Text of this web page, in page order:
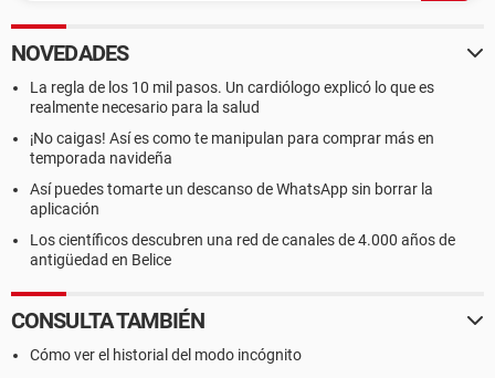
NOVEDADES
La regla de los 10 mil pasos. Un cardiólogo explicó lo que es
realmente necesario para la salud
¡No caigas! Así es como te manipulan para comprar más en
temporada navideña
Así puedes tomarte un descanso de WhatsApp sin borrar la
aplicación
Los científicos descubren una red de canales de 4.000 años de
antigüedad en Belice
CONSULTA TAMBIÉN
Cómo ver el historial del modo incógnito